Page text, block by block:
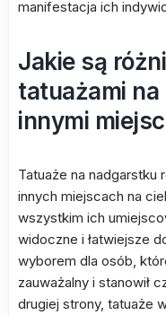
manifestacja ich
Jakie są
tatuażami
innymi
Tatuaże na
innych miejscach na
wszystkim ich
widoczne i łatwiejsze
wyborem dla osób,
zauważalny i stanowił
drugiej strony, tatuaże